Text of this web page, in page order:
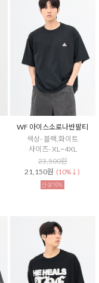
WF 아이스소로나반팔티
색상- 블랙,화이트
사이즈- XL~4XL
23,500원
21,150원 (10%↓)